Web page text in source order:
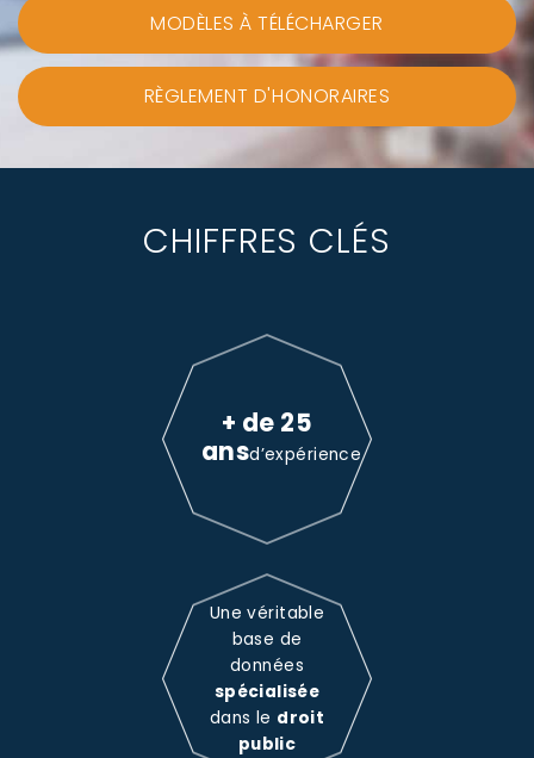
MODÈLES À TÉLÉCHARGER
RÈGLEMENT D'HONORAIRES
CHIFFRES CLÉS
+ de 25
ansd’expérience
Une véritable
base de
données
spécialisée
dans le droit
public